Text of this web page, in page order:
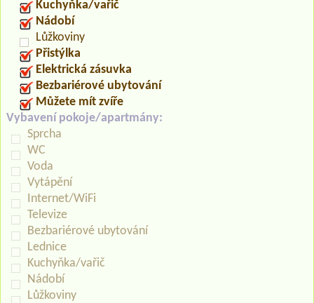
Kuchyňka/vařič
Nádobí
Lůžkoviny
Přistýlka
Elektrická zásuvka
Bezbariérové ubytování
Můžete mít zvíře
Vybavení pokoje/apartmány:
Sprcha
WC
Voda
Vytápění
Internet/WiFi
Televize
Bezbariérové ubytování
Lednice
Kuchyňka/vařič
Nádobí
Lůžkoviny